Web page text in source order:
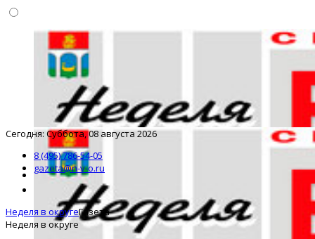
Сегодня: Суббота, 08 августа 2026
8 (495) 786-54-05
gazeta@n-v-o.ru
Неделя в округеГазета
Неделя в округе